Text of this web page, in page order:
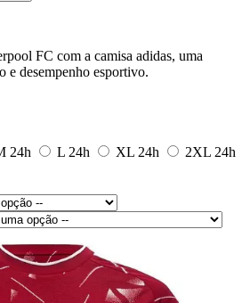
FC com a camisa adidas, uma
e desempenho esportivo.
24h L 24h XL 24h 2XL 24h